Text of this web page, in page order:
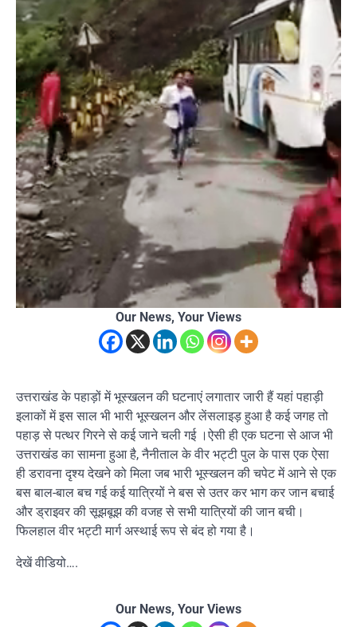
Our News, Your Views
उत्तराखंड के पहाड़ों में भूस्खलन की घटनाएं लगातार जारी हैं यहां पहाड़ी
इलाकों में इस साल भी भारी भूस्खलन और लेंसलाइड़ हुआ है कई जगह तो
पहाड़ से पत्थर गिरने से कई जाने चली गई ।ऐसी ही एक घटना से आज भी
उत्तराखंड का सामना हुआ है, नैनीताल के वीर भट्टी पुल के पास एक ऐसा
ही डरावना दृश्य देखने को मिला जब भारी भूस्खलन की चपेट में आने से एक
बस बाल-बाल बच गई कई यात्रियों ने बस से उतर कर भाग कर जान बचाई
और ड्राइवर की सूझबूझ की वजह से सभी यात्रियों की जान बची।
फिलहाल वीर भट्टी मार्ग अस्थाई रूप से बंद हो गया है।
देखें वीडियो….
Our News, Your Views